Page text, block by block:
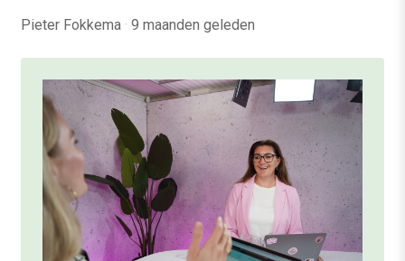
Pieter Fokkema · 9 maanden geleden